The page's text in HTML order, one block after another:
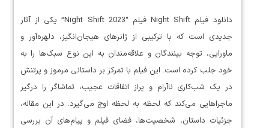
دانلود فیلم Night Shift فیلم “Night Shift 2023” یکی از آثار
جدیدی است که با ترکیبی از ژانرهای هیجان‌انگیز، دلهره‌آور و
ماورایی، توجه بینندگان و علاقه‌مندان به این نوع سبک‌ها را به
خود جلب کرده است. این فیلم با تمرکز بر داستانی مرموز و پرتنش
در یک شب‌کاری ناآرام و پراز اتفاقات عجیب، تماشاگر را درگیر
ماجراهایی می‌کند که لحظه به لحظه اوج می‌گیرد. در این مقاله،
جزئیات داستان، شخصیت‌ها، فضای فیلم و پیام‌های آن بررسی